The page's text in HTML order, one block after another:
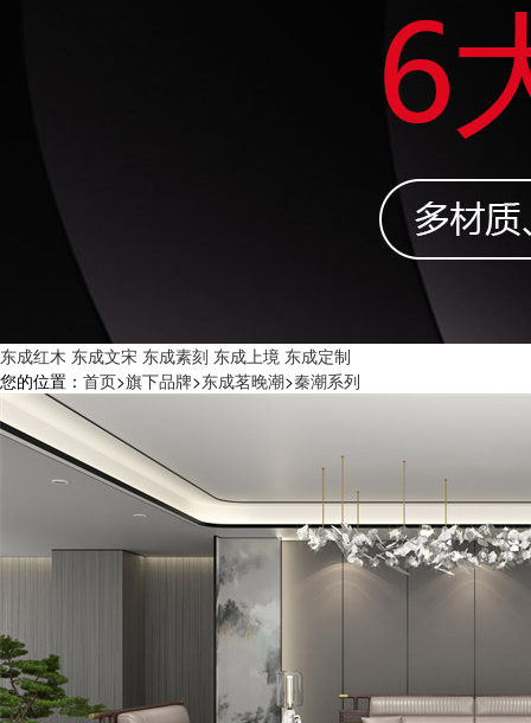
东成红木 东成文宋 东成素刻 东成上境 东成定制
您的位置： 首页>旗下品牌>东成茗晚潮>秦潮系列